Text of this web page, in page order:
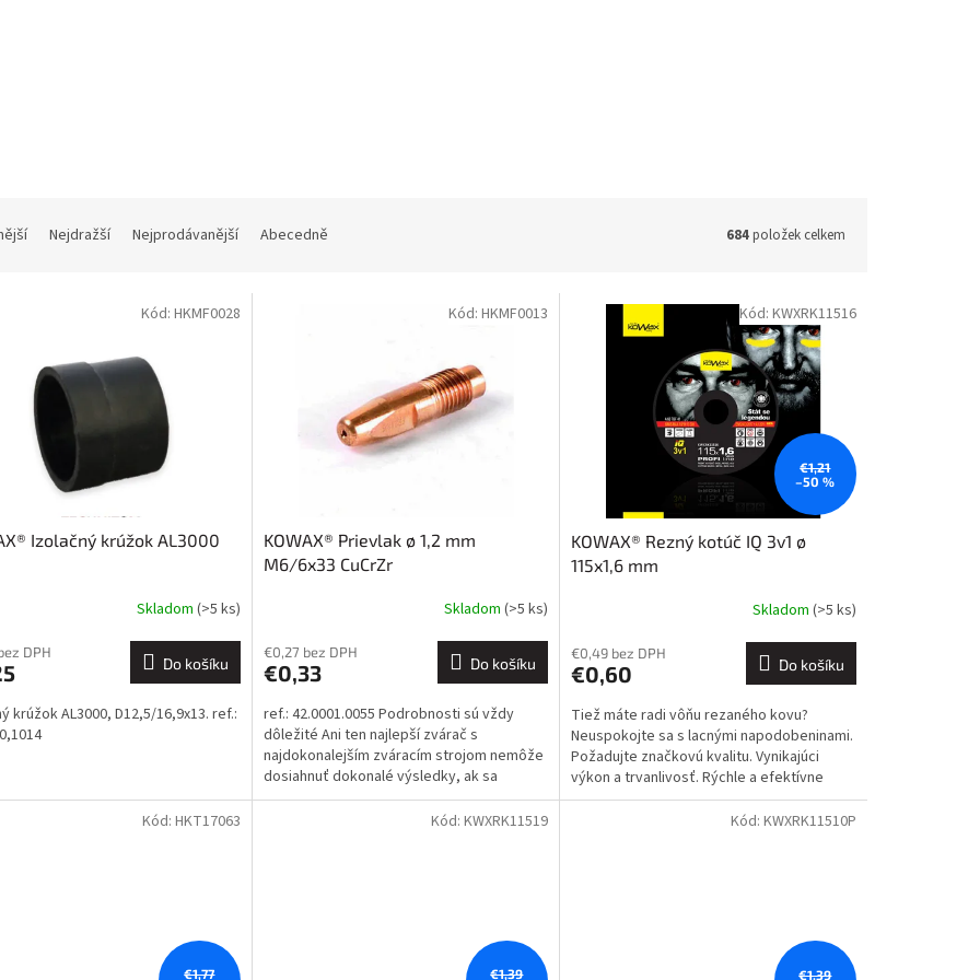
Nejdražší Nejprodávanější Abecedně 684položek celkem
Izolačný krúžok AL3000
Skladom (>5 ks)
DPH
Do košíku
krúžok AL3000, D12,5/16,9x13. ref.:
Kód: HKMF0028
KOWAX® Prievlak ø 1,2 mm
M6/6x33 CuCrZr
Skladom (>5 ks)
€0,27 bez DPH
€0,33 Do košíku
ref.: 42.0001.0055 Podrobnosti sú vždy
dôležité Ani ten najlepší zvárač s
najdokonalejším zváracím strojom nemôže
dosiahnuť dokonalé výsledky, ak sa
spolieha na nekvalitné...
Kód: HKMF0013
€1,21
–50 %
KOWAX® Rezný kotúč IQ 3v1 ø
115x1,6 mm
Skladom (>5 ks)
€0,49 bez DPH
€0,60 Do košíku
Tiež máte radi vôňu rezaného kovu?
Neuspokojte sa s lacnými napodobeninami.
Požadujte značkovú kvalitu. Vynikajúci
výkon a trvanlivosť. Rýchle a efektívne
rezanie je KOWAX® 3v1.
Kód: KWXRK11516
€1,77
Kód: HKT17063
€1,39
Kód: KWXRK11519
€1,39
Kód: KWXRK11510P